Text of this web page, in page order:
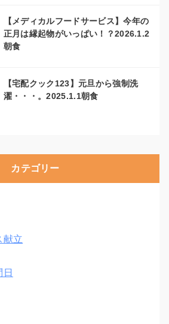
【メディカルフードサービス】今年の
正月は縁起物がいっぱい！？2026.1.2
朝食
【宅配クック123】元旦から強制洗
濯・・・。2025.1.1朝食
カテゴリー
立